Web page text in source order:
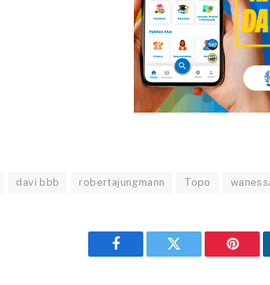
davi bbb robertajungmann Topo
Facebook Twitter